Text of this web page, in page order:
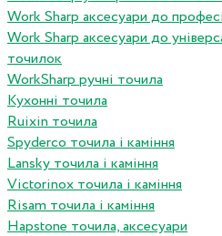
Work Sharp аксесуари до
Work Sharp аксесуари до
точилок
WorkSharp ручні точила
Кухонні точила
Ruixin точила
Spyderco точила і каміння
Lansky точила і каміння
Victorinox точила і каміння
Risam точила і каміння
Hapstone точила, аксесуари